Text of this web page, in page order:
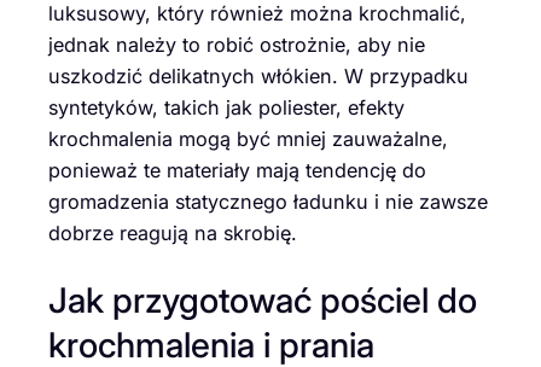
luksusowy, który również można krochmalić,
jednak należy to robić ostrożnie, aby nie
uszkodzić delikatnych włókien. W przypadku
syntetyków, takich jak poliester, efekty
krochmalenia mogą być mniej zauważalne,
ponieważ te materiały mają tendencję do
gromadzenia statycznego ładunku i nie zawsze
dobrze reagują na skrobię.
Jak przygotować pościel do
krochmalenia i prania